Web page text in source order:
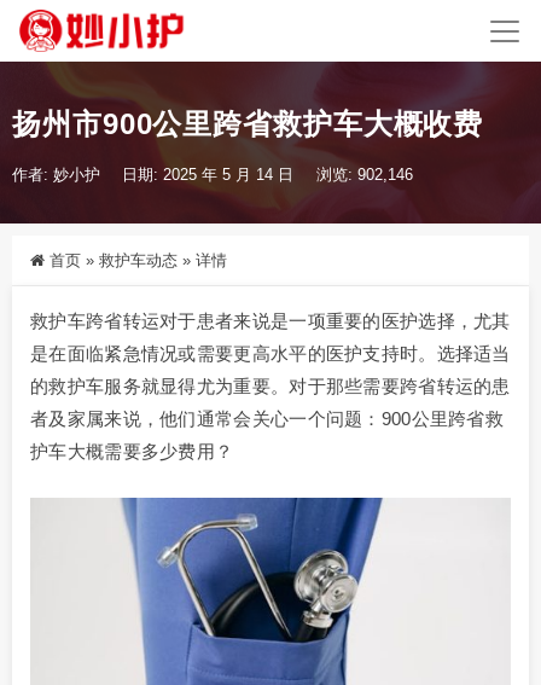
扬州市900公里跨省救护车大概收费
作者: 妙小护 日期: 2025 年 5 月 14 日 浏览: 902,146
首页 » 救护车动态 » 详情
救护车跨省转运对于患者来说是一项重要的医护选择，尤其
是在面临紧急情况或需要更高水平的医护支持时。选择适当
的救护车服务就显得尤为重要。对于那些需要跨省转运的患
者及家属来说，他们通常会关心一个问题：900公里跨省救
护车大概需要多少费用？